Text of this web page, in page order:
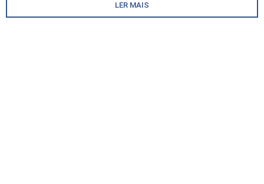
segurança alimentar, a produção de bens transacionáveis e a
LER MAIS